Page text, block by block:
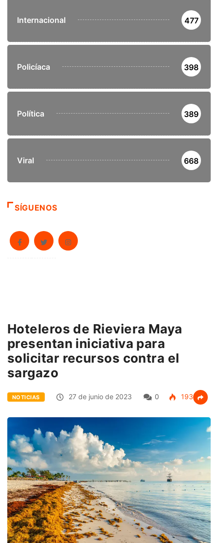
Internacional 477
Policíaca 398
Política 389
Viral 668
SÍGUENOS
Hoteleros de Rieviera Maya
presentan iniciativa para
solicitar recursos contra el
sargazo
NOTICIAS 27 de junio de 2023 0 193